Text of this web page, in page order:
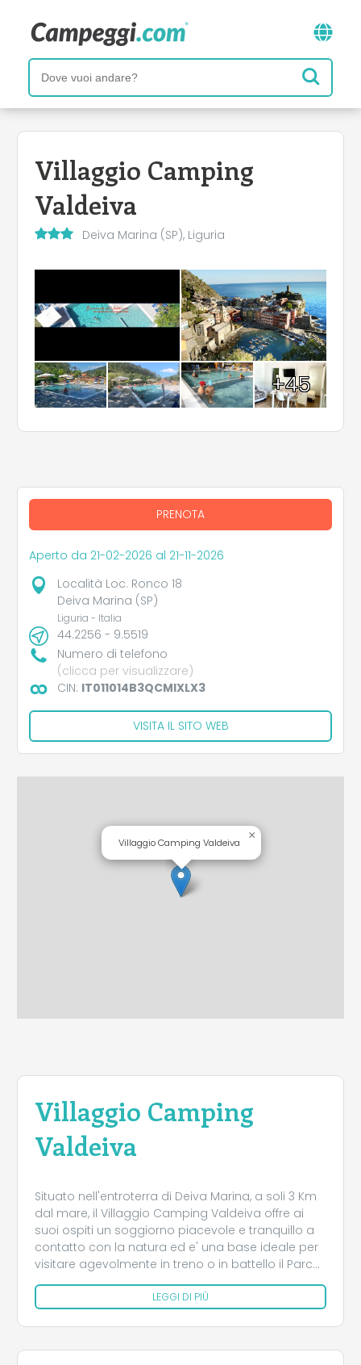
Villaggio Camping
Valdeiva
Deiva Marina (SP), Liguria
+45
Villaggio Camping
Valdeiva
Situato nell'entroterra di Deiva Marina, a soli 3 Km
dal mare, il Villaggio Camping Valdeiva offre ai
suoi ospiti un soggiorno piacevole e tranquillo a
contatto con la natura ed e' una base ideale per
visitare agevolmente in treno o in battello il Parco
delle Cinque Terre, Portovenere e Portofino. Il
campeggio e' dotato di servizi igienici con docce
calde gratuite, corrente elettrica, acqua potabile,
posto auto in parcheggio. Il camping Valdeiva
offre a tutti i suoi ospiti una vasta gamma di
LEGGI DI PIÙ
PRENOTA
Aperto da 21-02-2026 al 21-11-2026
Località Loc. Ronco 18
Deiva Marina (SP)
Liguria - Italia
44.2256 - 9.5519
Numero di telefono
(clicca per visualizzare)
CIN: IT011014B3QCMIXLX3
VISITA IL SITO WEB
Villaggio Camping Valdeiva
×